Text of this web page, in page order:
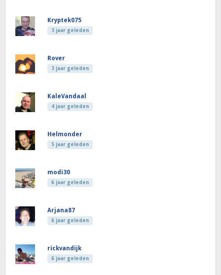
Kryptek075
3 jaar geleden
Rover
3 jaar geleden
KaleVandaal
4 jaar geleden
Helmonder
5 jaar geleden
modi30
6 jaar geleden
Arjana87
6 jaar geleden
rickvandijk
6 jaar geleden